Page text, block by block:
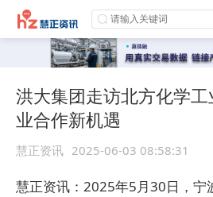
洪大集团走访北方化学
业合作新机遇
慧正资讯 2025-06-03 08:58:31
慧正资讯：2025年5月30日，宁